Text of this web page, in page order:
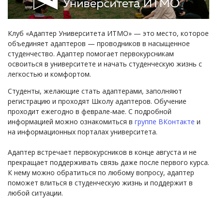
Клуб «Адаптер Университета ИТМО» — это место, которое
объединяет адаптеров — проводников в насыщенное
студенчество. Адаптер помогает первокурсникам
освоиться в университете и начать студенческую жизнь с
легкостью и комфортом.
Студенты, желающие стать адаптерами, заполняют
регистрацию и проходят Школу адаптеров. Обучение
проходит ежегодно в феврале-мае. С подробной
информацией можно ознакомиться в группе ВКонтакте и
на информационных порталах университета.
Адаптер встречает первокурсников в конце августа и не
прекращает поддерживать связь даже после первого курса.
К нему можно обратиться по любому вопросу, адаптер
поможет влиться в студенческую жизнь и поддержит в
любой ситуации.